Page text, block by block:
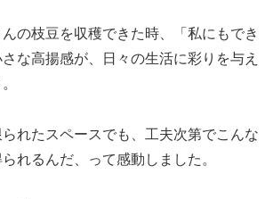
の枝豆を収穫できた時、「私にもでき
な高揚感が、日々の生活に彩りを与え
れたスペースでも、工夫次第でこんな
れるんだ、って感動しました。